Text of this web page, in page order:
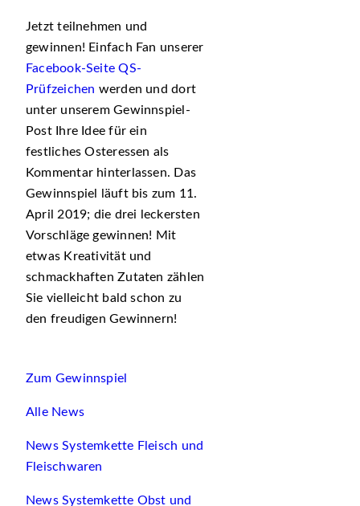
Jetzt teilnehmen und
gewinnen! Einfach Fan unserer
Facebook-Seite QS-
Prüfzeichen werden und dort
unter unserem Gewinnspiel-
Post Ihre Idee für ein
festliches Osteressen als
Kommentar hinterlassen. Das
Gewinnspiel läuft bis zum 11.
April 2019; die drei leckersten
Vorschläge gewinnen! Mit
etwas Kreativität und
schmackhaften Zutaten zählen
Sie vielleicht bald schon zu
den freudigen Gewinnern!
Zum Gewinnspiel
Alle News
News Systemkette Fleisch und
Fleischwaren
News Systemkette Obst und